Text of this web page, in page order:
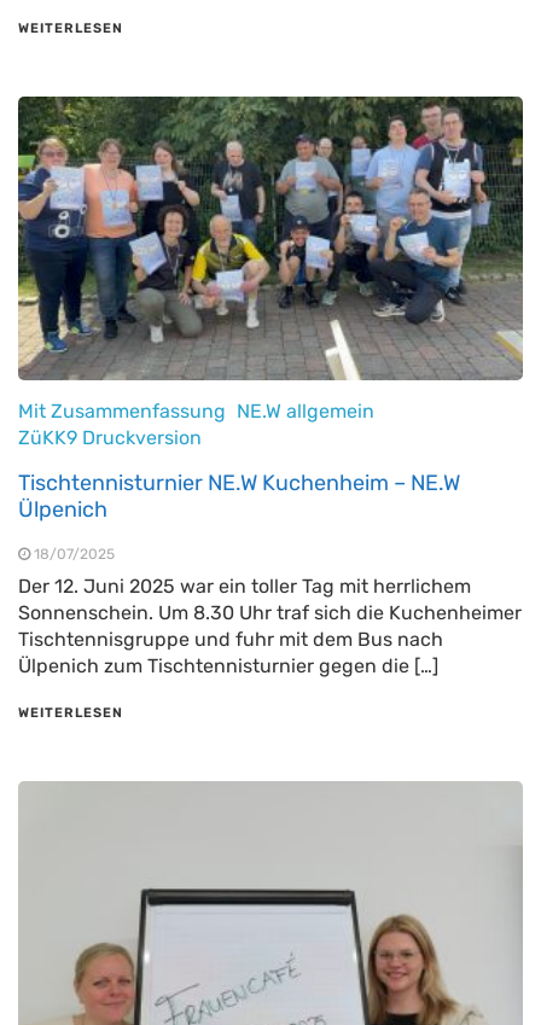
WEITERLESEN
Mit Zusammenfassung NE.W allgemein
ZüKK9 Druckversion
Tischtennisturnier NE.W Kuchenheim – NE.W
Ülpenich
18/07/2025
Der 12. Juni 2025 war ein toller Tag mit herrlichem
Sonnenschein. Um 8.30 Uhr traf sich die Kuchenheimer
Tischtennisgruppe und fuhr mit dem Bus nach
Ülpenich zum Tischtennisturnier gegen die […]
WEITERLESEN